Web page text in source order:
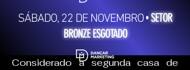
SÁBADO, 22 DE NOVEMBRO•SETOR
BRONZE ESGOTADO
Considerado a segunda casa de